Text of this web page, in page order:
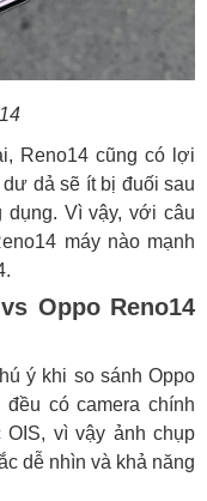
Reno14 cũng có lợi
dả sẽ ít bị đuối sau
dụng. Vì vậy, với câu
máy nào mạnh
Oppo Reno14
ý khi so sánh Oppo
có camera chính
OIS, vì vậy ảnh chụp
dễ nhìn và khả năng